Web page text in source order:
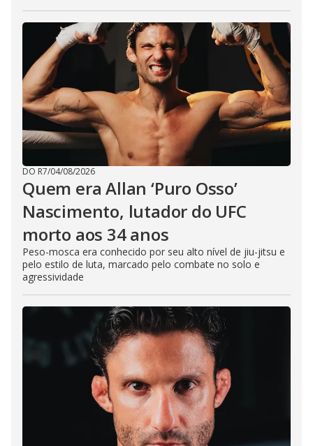
DO R7/04/08/2026
Quem era Allan ‘Puro Osso’
Nascimento, lutador do UFC
morto aos 34 anos
Peso-mosca era conhecido por seu alto nível de jiu-jitsu e
pelo estilo de luta, marcado pelo combate no solo e
agressividade